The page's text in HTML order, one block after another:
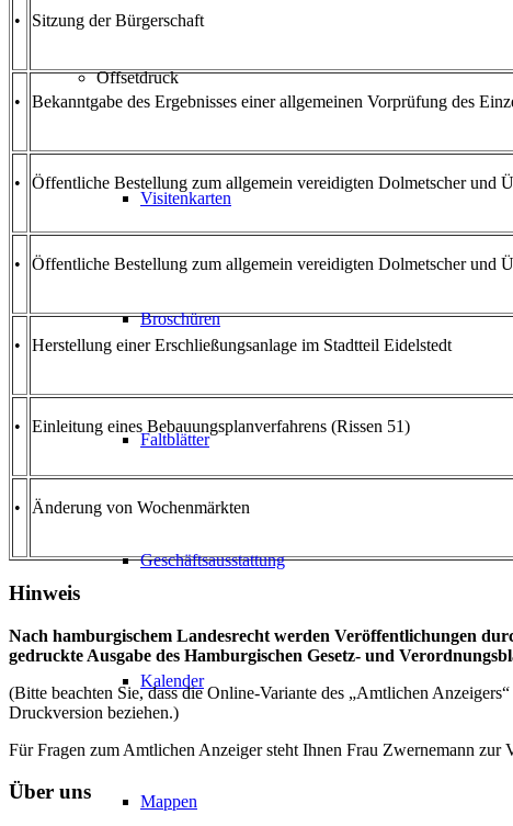
Offsetdruck
Visitenkarten
Broschüren
Faltblätter
Geschäftsausstattung
Kalender
Mappen
• Sitzung der Bürgerschaft
• Bekanntgabe des Ergebnisses einer allgemeinen Vorprüfung des
• Öffentliche Bestellung zum allgemein vereidigten Dolmetscher und
• Öffentliche Bestellung zum allgemein vereidigten Dolmetscher und
• Herstellung einer Erschließungsanlage im Stadtteil Eidelstedt
• Einleitung eines Bebauungsplanverfahrens (Rissen 51)
• Änderung von Wochenmärkten
Hinweis
Nach hamburgischem Landesrecht werden Veröffentlichungen
gedruckte Ausgabe des Hamburgischen Gesetz- und
(Bitte beachten Sie, dass die Online-Variante des „Amtlichen
Druckversion beziehen.)
Für Fragen zum Amtlichen Anzeiger steht Ihnen Frau Zwernemann zur
Über uns